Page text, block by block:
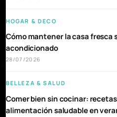
HOGAR & DECO
Cómo mantener la casa fresca
acondicionado
28/07/2026
BELLEZA & SALUD
Comer bien sin cocinar:
alimentación saludable en